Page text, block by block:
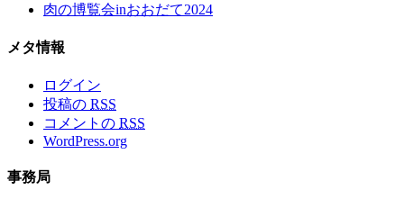
肉の博覧会inおおだて2024
メタ情報
ログイン
投稿の RSS
コメントの RSS
WordPress.org
事務局